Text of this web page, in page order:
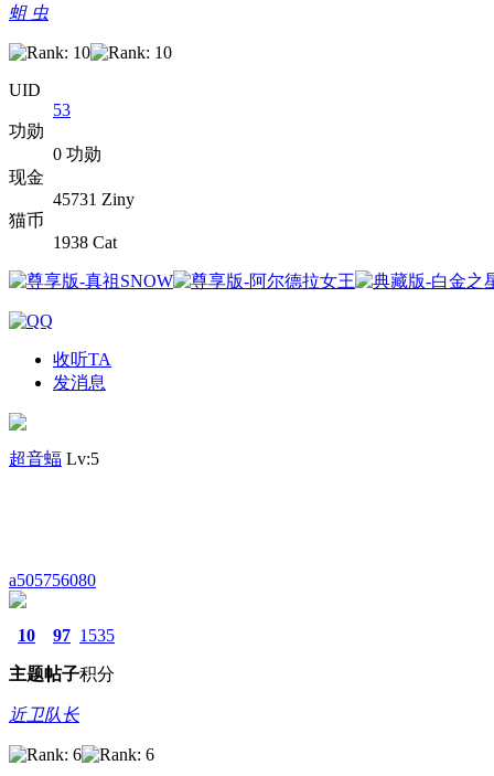
蛆 虫
UID
53
功勋
0 功勋
现金
45731 Ziny
猫币
1938 Cat
收听TA
发消息
超音蝠 Lv:5
a505756080
10
主题
97
帖子
1535
积分
近卫队长